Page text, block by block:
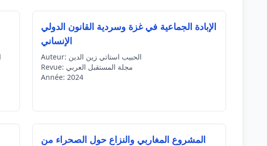
الإبادة الجماعية في غزة وسردية القانون الدولي
الإنساني
Auteur: الحبيب استاتي زين الدين
Revue: مجلة المستقبل العربي
Année: 2024
المشروع المغاربي والنزاع حول الصحراء من